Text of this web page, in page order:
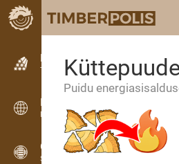
Kuulutused
Tekstkuulutused
Kuulutused
Rahvusvahelised kuulutused
OPTI-TIMB
Saekavad
Puidu